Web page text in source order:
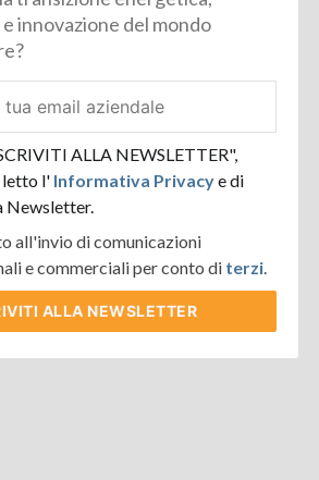
e innovazione del mondo
ALLA NEWSLETTER",
letto l' Informativa Privacye di
Newsletter.
all'invio di comunicazioni
e commerciali per conto di terzi.
ALLA NEWSLETTER